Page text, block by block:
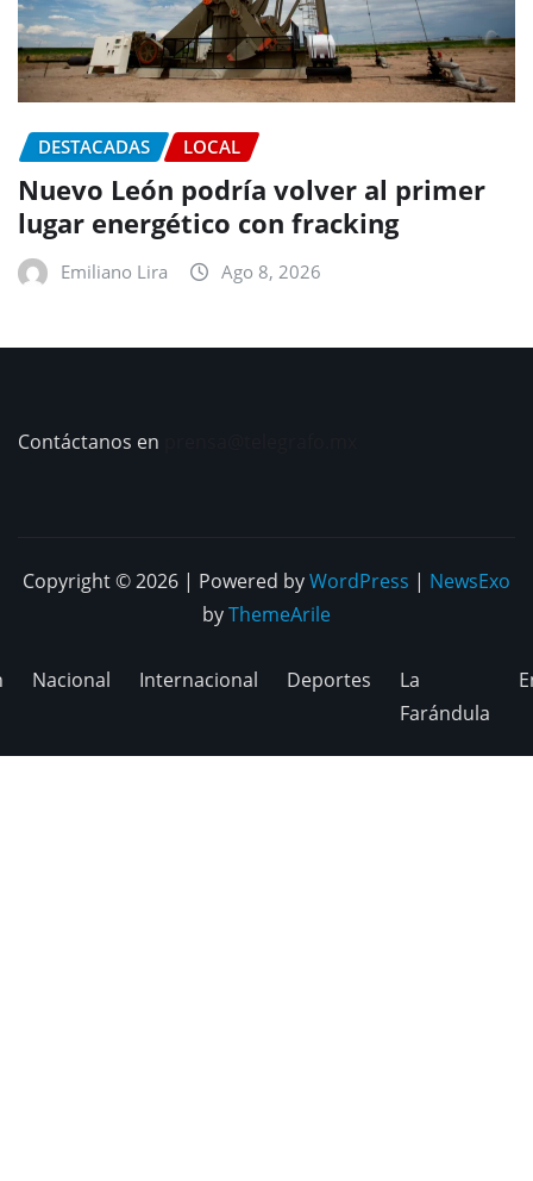
DESTACADAS LOCAL
Nuevo León podría volver al primer
lugar energético con fracking
Emiliano Lira Ago 8, 2026
Contáctanos en
Copyright © 2026 | Powered byWordPress | NewsExo
byThemeArile
Nacional Internacional Deportes
La
Farándula